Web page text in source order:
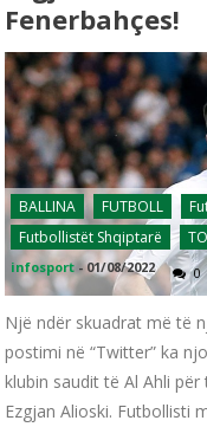
Fenerbahçes!
BALLINA FUTBOLL
Futbollistët Shqiptarë
infosport -01/08/2022 0
Një ndër skuadrat më të
postimi në “Twitter” ka
klubin saudit të Al Ahli
Ezgjan Alioski. Futbollisti